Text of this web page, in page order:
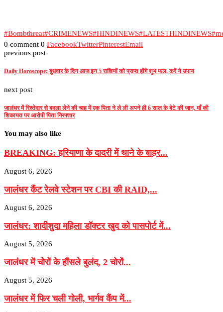
#Bombthreat#CRIMENEWS#HINDINEWS#LATESTHINDINEWS
0 comment 0 FacebookTwitterPinterestEmail
previous post
Daily Horoscope: बुधवार के दिन आज इन 5 राशियों को प्राप्त होंगे शुभ फल, करें ये उपाय
next post
जालंधर में रिश्तेदार से बदला लेने की चाह में एक पिता ने ले ली अपने ही 6 साल के बेटे की जान, माँ की
शिकायत पर आरोपी पिता गिरफ्तार
You may also like
BREAKING: हरियाणा के दादरी में थाने के बाहर...
August 6, 2026
जालंधर कैंट रेलवे स्टेशन पर CBI की RAID,...
August 6, 2026
जालंधर: शादीशुदा महिला डॉक्टर खुद को पासपोर्ट में...
August 5, 2026
जालंधर में चोरों के हौंसले बुलंद, 2 चोरों...
August 5, 2026
जालंधर में फिर चली गोली, भार्गव कैंप में...